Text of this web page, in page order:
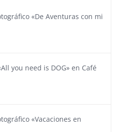
«De Aventuras con mi
you need is DOG» en Café
«Vacaciones en